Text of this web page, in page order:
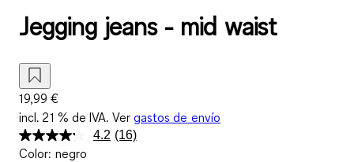
Jegging jeans - mid waist
19,99 €
incl. 21 % de IVA. Ver gastos de envío
4.2 Lea
(16)
Color: negro